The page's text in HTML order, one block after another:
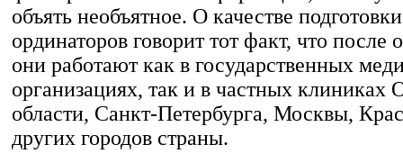
объять необъятное. О качестве
ординаторов говорит тот факт, что после
они работают как в государственных
организациях, так и в частных клиниках
области, Санкт-Петербурга, Москвы,
других городов страны.